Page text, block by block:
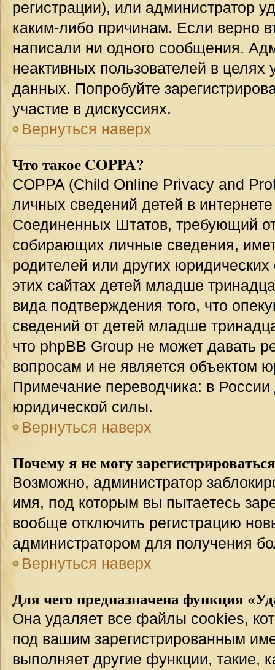
регистрации), или администратор
каким-либо причинам. Если верно
написали ни одного сообщения.
неактивных пользователей в
данных. Попробуйте
участие в дискуссиях.
Вернуться наверх
Что такое COPPA?
COPPA (Child Online Privacy and
личных сведений детей в
Соединенных Штатов, требующий
собирающих личные сведения,
родителей или других
этих сайтах детей младше
вида подтверждения того, что
сведений от детей младше
что phpBB Group не может давать
вопросам и не является объектом
Примечание переводчика: в
юридической силы.
Вернуться наверх
Почему я не могу
Возможно, администратор
имя, под которым вы пытаетесь
вообще отключить регистрацию
администратором для получения
Вернуться наверх
Для чего предназначена функция
Она удаляет все файлы cookies,
под вашим зарегистрированным
выполняет другие функции, такие,